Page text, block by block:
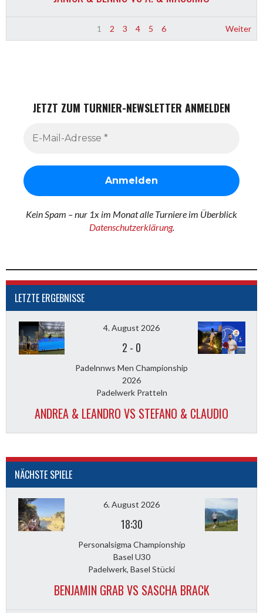
1 2 3 4 5 6 Weiter
JETZT ZUM TURNIER-NEWSLETTER ANMELDEN
Kein Spam – nur 1x im Monat alle Turniere im Überblick
Datenschutzerklärung.
LETZTE ERGEBNISSE
4. August 2026
2 - 0
Padelnnws Men Championship
2026
Padelwerk Pratteln
ANDREA & LEANDRO VS STEFANO & CLAUDIO
NÄCHSTE SPIELE
6. August 2026
18:30
Personalsigma Championship
Basel U30
Padelwerk, Basel Stücki
BENJAMIN GRAB VS SASCHA BRACK